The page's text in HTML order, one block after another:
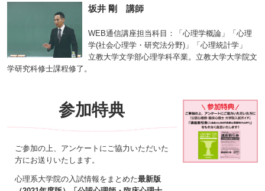
坂井 剛 講師
WEB通信講座担当科目：「心理学概論」「心理
学(社会心理学・研究法分野)」「心理統計学」
立教大学文学部心理学科卒業。立教大学大学院文
学研究科修士課程修了。
参加特典
ご参加の上、アンケートにご協力いただいた
方にお送りいたします。
心理系大学院の入試情報をまとめた最新版